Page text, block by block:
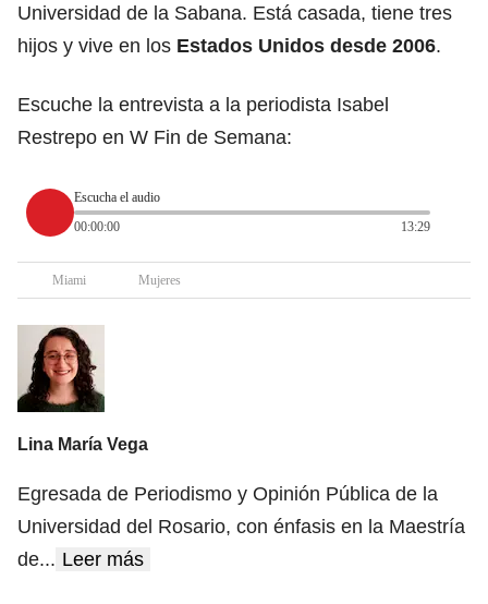
Universidad de la Sabana. Está casada, tiene tres
hijos y vive en los Estados Unidos desde 2006.
Escuche la entrevista a la periodista Isabel
Restrepo en W Fin de Semana:
Escucha el audio
00:00:00
13:29
Miami Mujeres
Lina María Vega
Egresada de Periodismo y Opinión Pública de la
Universidad del Rosario, con énfasis en la Maestría
de... Leer más